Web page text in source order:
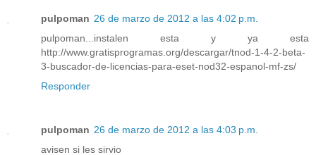
pulpoman 26 de marzo de 2012 a las 4:02 p.m.
pulpoman...instalen esta y ya esta
http://www.gratisprogramas.org/descargar/tnod-1-4-2-beta-
3-buscador-de-licencias-para-eset-nod32-espanol-mf-zs/
Responder
pulpoman 26 de marzo de 2012 a las 4:03 p.m.
avisen si les sirvio